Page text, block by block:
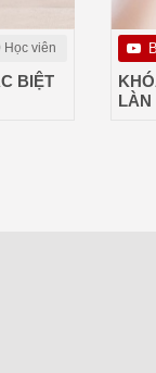
Học viên
BIỆT
LÀN